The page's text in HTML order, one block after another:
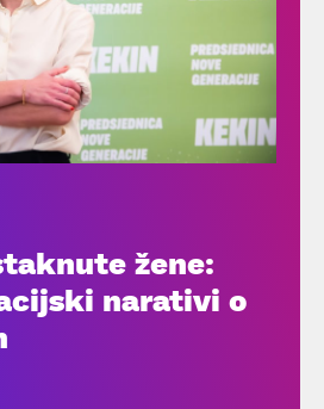
žene:
narativi o